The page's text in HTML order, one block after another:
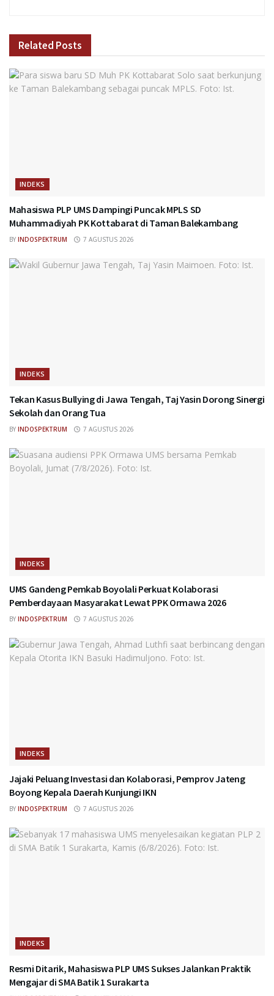
Related Posts
INDEKS
Mahasiswa PLP UMS Dampingi Puncak MPLS SD
Muhammadiyah PK Kottabarat di Taman Balekambang
BY INDOSPEKTRUM 7 AGUSTUS 2026
INDEKS
Tekan Kasus Bullying di Jawa Tengah, Taj Yasin Dorong Sinergi
Sekolah dan Orang Tua
BY INDOSPEKTRUM 7 AGUSTUS 2026
INDEKS
UMS Gandeng Pemkab Boyolali Perkuat Kolaborasi
Pemberdayaan Masyarakat Lewat PPK Ormawa 2026
BY INDOSPEKTRUM 7 AGUSTUS 2026
INDEKS
Jajaki Peluang Investasi dan Kolaborasi, Pemprov Jateng
Boyong Kepala Daerah Kunjungi IKN
BY INDOSPEKTRUM 7 AGUSTUS 2026
INDEKS
Resmi Ditarik, Mahasiswa PLP UMS Sukses Jalankan Praktik
Mengajar di SMA Batik 1 Surakarta